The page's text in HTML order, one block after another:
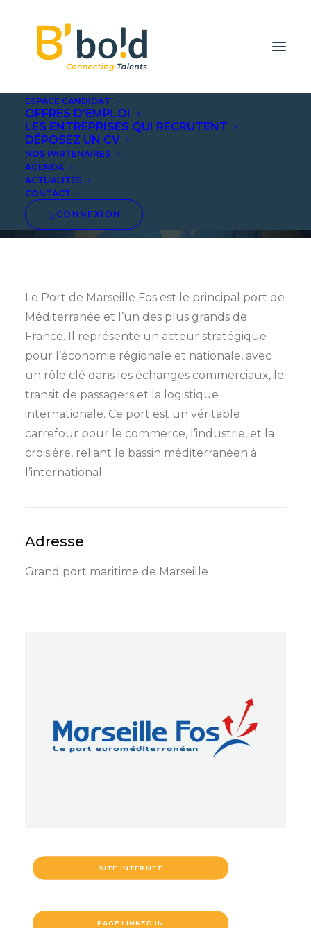
ESPACE CANDIDAT
OFFRES D’EMPLOI
LES ENTREPRISES QUI RECRUTENT
DÉPOSEZ UN CV
NOS PARTENAIRES
AGENDA
ACTUALITÉS
CONTACT
CONNEXION
Marseille Fos - Le port
Euroméditérannéen
Le Port de Marseille Fos est le principal port de
Méditerranée et l’un des plus grands de
France. Il représente un acteur stratégique
pour l’économie régionale et nationale, avec
un rôle clé dans les échanges commerciaux, le
transit de passagers et la logistique
internationale. Ce port est un véritable
carrefour pour le commerce, l’industrie, et la
croisière, reliant le bassin méditerranéen à
l’international.
Adresse
Grand port maritime de Marseille
SITE INTERNET
PAGE LINKED IN